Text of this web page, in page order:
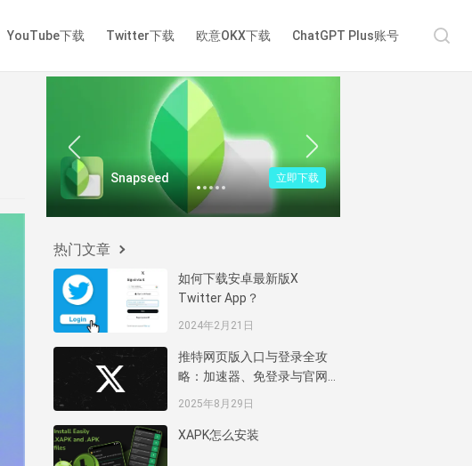
YouTube下载 Twitter下载 欧意OKX下载 ChatGPT Plus账号
ChatGPT 立即下载
12345
热门文章
如何下载安卓最新版X
Twitter App？
2024年2月21日
推特网页版入口与登录全攻
略：加速器、免登录与官网
使用指南
2025年8月29日
XAPK怎么安装